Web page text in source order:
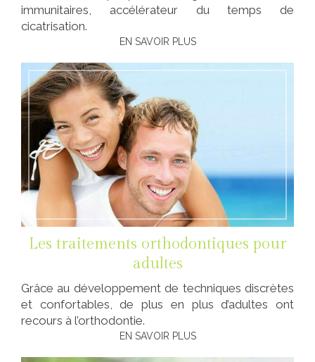
immunitaires, accélérateur du temps de
cicatrisation.
EN SAVOIR PLUS
Les traitements orthodontiques pour
adultes
Grâce au développement de techniques discrètes
et confortables, de plus en plus d’adultes ont
recours à l’orthodontie.
EN SAVOIR PLUS